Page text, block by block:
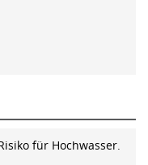
für Hochwasser.